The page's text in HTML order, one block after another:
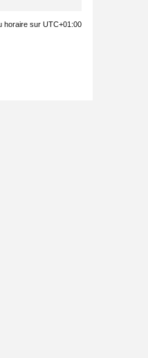
horaire sur UTC+01:00